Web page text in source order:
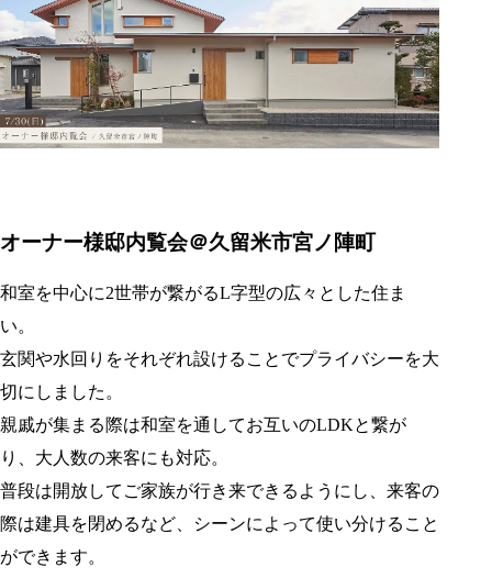
オーナー様邸内覧会＠久留米市宮ノ陣町
和室を中心に2世帯が繋がるL字型の広々とした住ま
い。
玄関や水回りをそれぞれ設けることでプライバシーを大
切にしました。
親戚が集まる際は和室を通してお互いのLDKと繋が
り、大人数の来客にも対応。
普段は開放してご家族が行き来できるようにし、来客の
際は建具を閉めるなど、シーンによって使い分けること
ができます。